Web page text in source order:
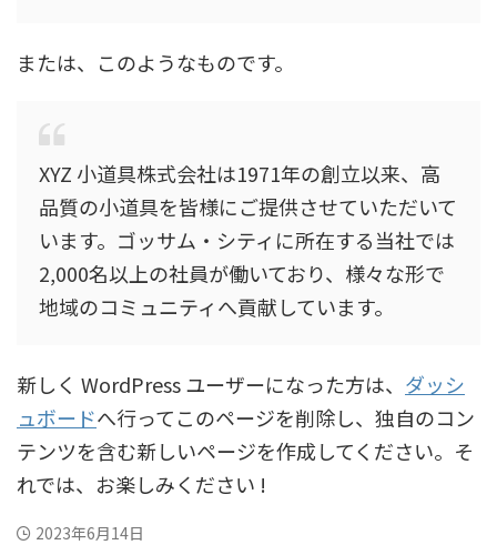
または、このようなものです。
XYZ 小道具株式会社は1971年の創立以来、高
品質の小道具を皆様にご提供させていただいて
います。ゴッサム・シティに所在する当社では
2,000名以上の社員が働いており、様々な形で
地域のコミュニティへ貢献しています。
新しく WordPress ユーザーになった方は、 ダッシ
ュボードへ行ってこのページを削除し、独自のコン
テンツを含む新しいページを作成してください。そ
れでは、お楽しみください !
2023年6月14日